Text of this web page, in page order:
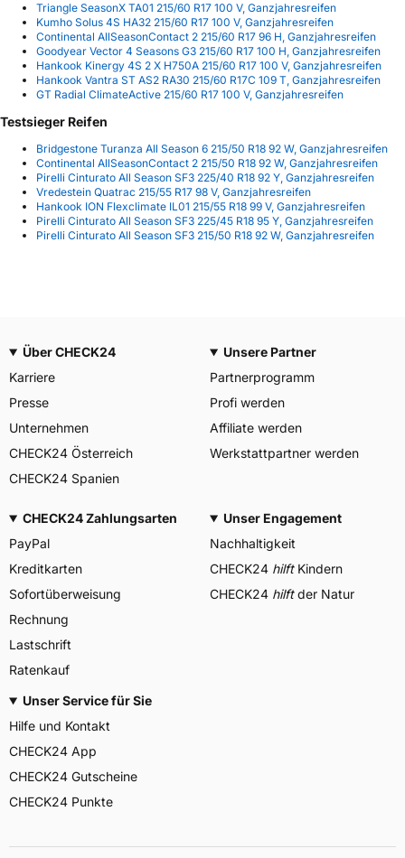
Triangle SeasonX TA01 215/60 R17 100 V, Ganzjahresreifen
Kumho Solus 4S HA32 215/60 R17 100 V, Ganzjahresreifen
Continental AllSeasonContact 2 215/60 R17 96 H, Ganzjahresreifen
Goodyear Vector 4 Seasons G3 215/60 R17 100 H, Ganzjahresreifen
Hankook Kinergy 4S 2 X H750A 215/60 R17 100 V, Ganzjahresreifen
Hankook Vantra ST AS2 RA30 215/60 R17C 109 T, Ganzjahresreifen
GT Radial ClimateActive 215/60 R17 100 V, Ganzjahresreifen
Testsieger Reifen
Bridgestone Turanza All Season 6 215/50 R18 92 W, Ganzjahresreifen
Continental AllSeasonContact 2 215/50 R18 92 W, Ganzjahresreifen
Pirelli Cinturato All Season SF3 225/40 R18 92 Y, Ganzjahresreifen
Vredestein Quatrac 215/55 R17 98 V, Ganzjahresreifen
Hankook ION Flexclimate IL01 215/55 R18 99 V, Ganzjahresreifen
Pirelli Cinturato All Season SF3 225/45 R18 95 Y, Ganzjahresreifen
Pirelli Cinturato All Season SF3 215/50 R18 92 W, Ganzjahresreifen
Über CHECK24
Karriere
Presse
Unternehmen
CHECK24 Österreich
CHECK24 Spanien
Unsere Partner
Partnerprogramm
Profi werden
Affiliate werden
Werkstattpartner werden
CHECK24 Zahlungsarten
PayPal
Kreditkarten
Sofortüberweisung
Rechnung
Lastschrift
Ratenkauf
Unser Engagement
Nachhaltigkeit
CHECK24 hilftKindern
CHECK24 hilftder Natur
Unser Service für Sie
Hilfe und Kontakt
CHECK24 App
CHECK24 Gutscheine
CHECK24 Punkte